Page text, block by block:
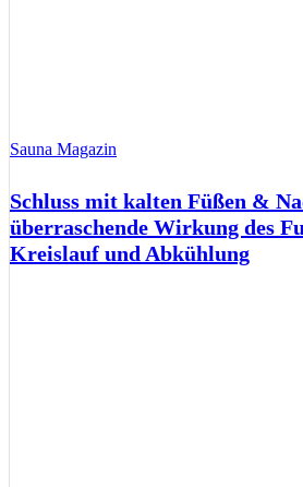
Sauna Magazin
Schluss mit kalten Füßen &
überraschende Wirkung des
Kreislauf und Abkühlung